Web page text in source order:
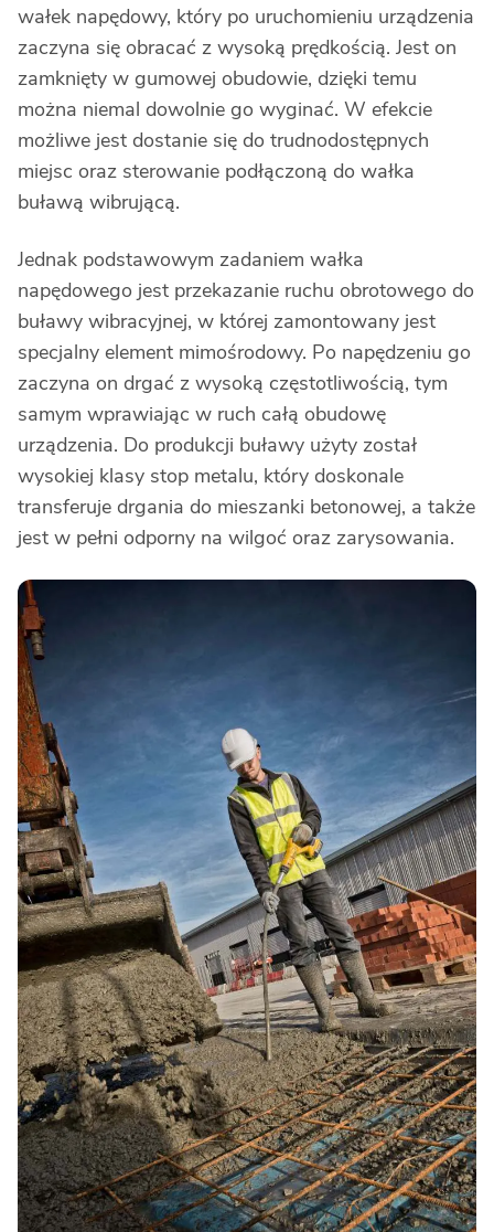
wałek napędowy, który po uruchomieniu urządzenia
zaczyna się obracać z wysoką prędkością. Jest on
zamknięty w gumowej obudowie, dzięki temu
można niemal dowolnie go wyginać. W efekcie
możliwe jest dostanie się do trudnodostępnych
miejsc oraz sterowanie podłączoną do wałka
buławą wibrującą.
Jednak podstawowym zadaniem wałka
napędowego jest przekazanie ruchu obrotowego do
buławy wibracyjnej, w której zamontowany jest
specjalny element mimośrodowy. Po napędzeniu go
zaczyna on drgać z wysoką częstotliwością, tym
samym wprawiając w ruch całą obudowę
urządzenia. Do produkcji buławy użyty został
wysokiej klasy stop metalu, który doskonale
transferuje drgania do mieszanki betonowej, a także
jest w pełni odporny na wilgoć oraz zarysowania.